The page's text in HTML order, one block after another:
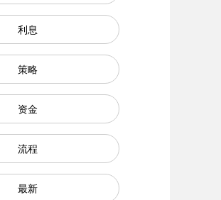
利息
策略
资金
流程
最新